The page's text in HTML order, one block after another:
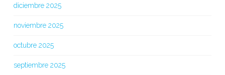
diciembre 2025
noviembre 2025
octubre 2025
septiembre 2025